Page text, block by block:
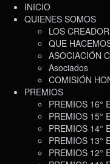
INICIO
QUIENES SOMOS
LOS
QUE
ASOCIACIÓN
Asociados
COMISIÓN
PREMIOS
PREMIOS 16°
PREMIOS 15°
PREMIOS 14°
PREMIOS 13°
PREMIOS 12°